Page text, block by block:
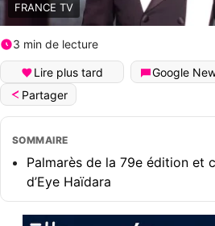
FRANCE TV
3 min de lecture
Lire plus tard Google
Partager
SOMMAIRE
Palmarès de la 79e édition et
d’Eye Haïdara